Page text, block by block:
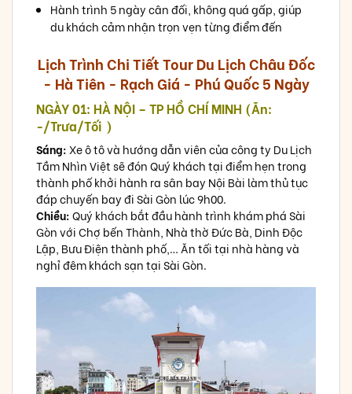
Hành trình 5 ngày cân đối, không quá gấp, giúp
du khách cảm nhận trọn vẹn từng điểm đến
Lịch Trình Chi Tiết Tour Du Lịch Châu Đốc
- Hà Tiên - Rạch Giá - Phú Quốc 5 Ngày
NGÀY 01: HÀ NỘI – TP HỒ CHÍ MINH (Ăn:
-/Trưa/Tối )
Sáng:Xe ô tô và hướng dẫn viên của công ty Du Lịch
Tầm Nhìn Việt sẽ đón Quý khách tại điểm hẹn trong
thành phố khởi hành ra sân bay Nội Bài làm thủ tục
đáp chuyến bay đi Sài Gòn lúc 9h00.
Chiều:Quý khách bắt đầu hành trình khám phá Sài
Gòn với Chợ bến Thành, Nhà thờ Đức Bà, Dinh Độc
Lập, Bưu Điện thành phố,… Ăn tối tại nhà hàng và
nghỉ đêm khách sạn tại Sài Gòn.